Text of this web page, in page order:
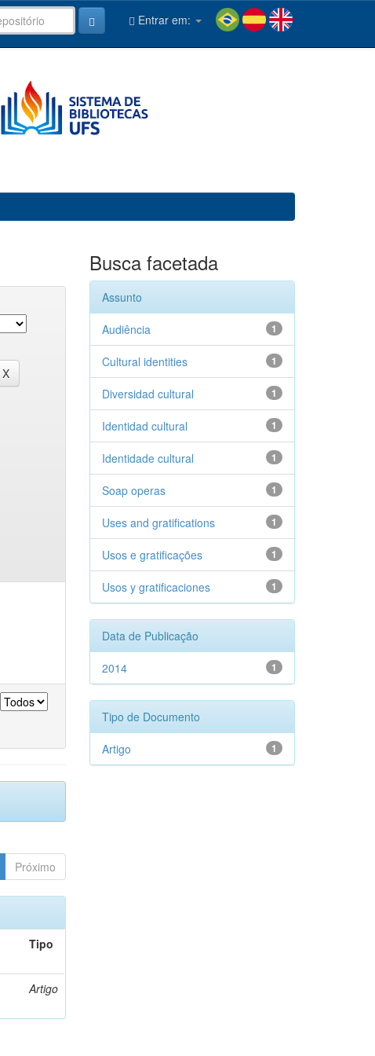
Entrar em:
Próximo
Tipo
Artigo
Busca facetada
Assunto
1
Audiência
1
Cultural identities
1
Diversidad cultural
1
Identidad cultural
1
Identidade cultural
1
Soap operas
1
Uses and gratifications
1
Usos e gratificações
1
Usos y gratificaciones
Data de Publicação
1
2014
Tipo de Documento
1
Artigo